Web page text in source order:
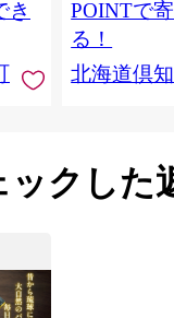
道
き
備品 日用雑
生活必需品
パー 紙 北海
町 日用品
POINTで
る！
北海道倶
ックした